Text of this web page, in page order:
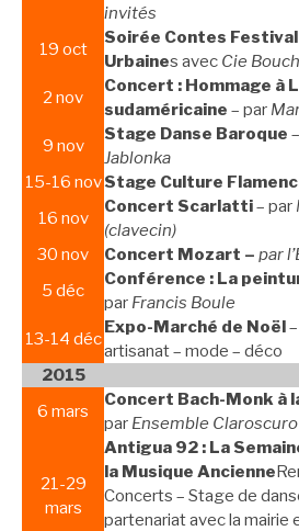
invités
19 oct
Soirée Contes Festival
Urbaines avec Cie
2 nov
Concert : Hommage à
sudaméricaine – par
9 nov
Stage Danse Baroque
Jablonka
15-16 novStage Culture
16 nov
Concert Scarlatti– par
(clavecin)
30 nov
Concert Mozart – par
5 déc
Conférence : La
par Francis Boule
13-14 déc
Expo-Marché de Noël
artisanat – mode – déco
2015
6 mars
Concert Bach-Monk à
par Ensemble Claroscuro
21-29
mars
Antigua 92 : La
la Musique Ancienne
Concerts – Stage de
partenariat avec la mairie